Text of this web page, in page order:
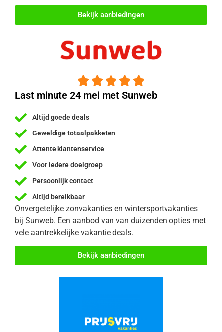
Bekijk aanbiedingen
    
Last minute 24 mei met Sunweb
Altijd goede deals
Geweldige totaalpakketen
Attente klantenservice
Voor iedere doelgroep
Persoonlijk contact
Altijd bereikbaar
Onvergetelijke zonvakanties en wintersportvakanties
bij Sunweb. Een aanbod van van duizenden opties met
vele aantrekkelijke vakantie deals.
Bekijk aanbiedingen